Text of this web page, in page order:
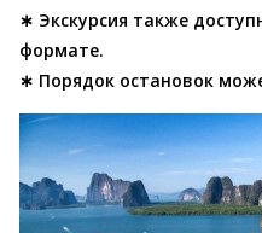
∗ Экскурсия также
формате.
∗ Порядок остановок